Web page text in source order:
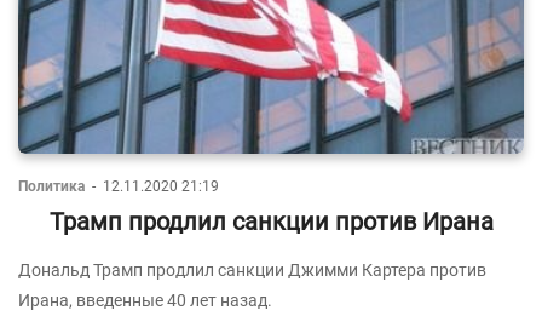
Политика - 12.11.2020 21:19
Трамп продлил санкции против Ирана
Дональд Трамп продлил санкции Джимми Картера против
Ирана, введенные 40 лет назад.